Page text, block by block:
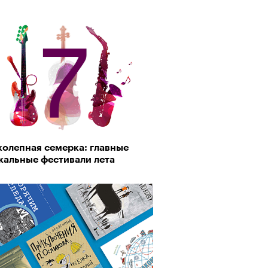
семерка: главные
фестивали лета
первую резиденцию
ТАКЖЕ